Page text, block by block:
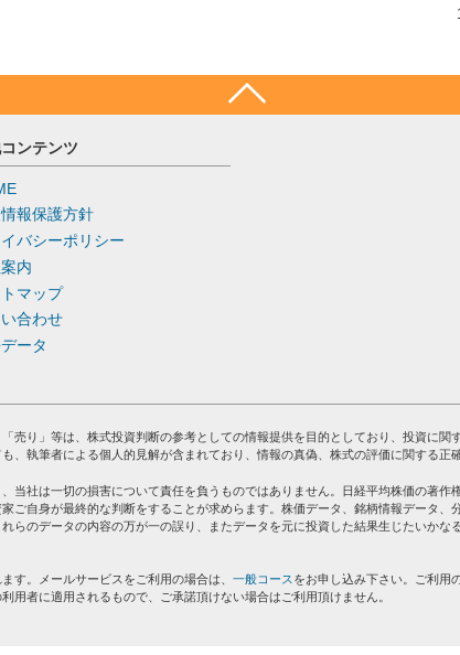
ンテンツ
報保護方針
バシーポリシー
内
マップ
合わせ
ータ
売り」等は、株式投資判断の参考としての情報提供を目的としており、投資に
、執筆者による個人的見解が含まれており、情報の真偽、株式の評価に関する正
当社は一切の損害について責任を負うものではありません。日経平均株価の著作
ご自身が最終的な判断をすることが求めらます。株価データ、銘柄情報データ
らのデータの内容の万が一の誤り、またデータを元に投資した結果生じたいか
す。メールサービスをご利用の場合は、 一般コースをお申し込み下さい。ご利用
用者に適用されるもので、ご承諾頂けない場合はご利用頂けません。